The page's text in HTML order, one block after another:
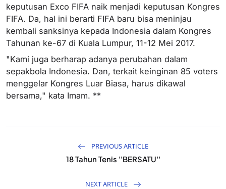
keputusan Exco FIFA naik menjadi keputusan Kongres
FIFA. Da, hal ini berarti FIFA baru bisa meninjau
kembali sanksinya kepada Indonesia dalam Kongres
Tahunan ke-67 di Kuala Lumpur, 11-12 Mei 2017.
"Kami juga berharap adanya perubahan dalam
sepakbola Indonesia. Dan, terkait keinginan 85 voters
menggelar Kongres Luar Biasa, harus dikawal
bersama," kata Imam. **
PREVIOUS ARTICLE
18 Tahun Tenis ''BERSATU''
NEXT ARTICLE